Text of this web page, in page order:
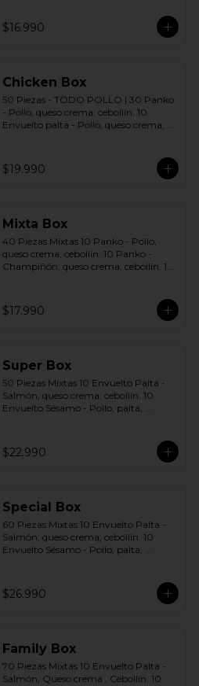
queso crema, cebollín. Incluye: 4 Salsas
a elección soya o agridulce Bless + 2
$16.990
Chicken Box
50 Piezas - TODO POLLO | 30 Panko
- Pollo, queso crema, cebollín. 10
Envuelto palta - Pollo, queso crema,
a elección soya o agridulce Bless + 3
palitos
$19.990
Mixta Box
40 Piezas Mixtas 10 Panko - Pollo,
queso crema, cebollín. 10 Panko -
Champiñón, queso crema, cebollín. 10
palta, cebollín. Incluye: 2 Salsa soya 2
Salsa agridulce Bless 3 palitos
$17.990
Super Box
50 Piezas Mixtas 10 Envuelto Palta -
Salmón, queso crema, cebollín. 10
Envuelto Sésamo - Pollo, palta,
Pollo, queso crema, cebollín. 10 Panko
- Camarón, queso crema, cebollín
$22.990
Special Box
60 Piezas Mixtas 10 Envuelto Palta -
Salmón, queso crema, cebollín. 10
Envuelto Sésamo - Pollo, palta,
Pollo, queso crema, cebollín. 10 Panko
- Champiñón, queso crema, cebollín.
$26.990
Family Box
70 Piezas Mixtas 10 Envuelto Palta -
Salmón, Queso crema , Cebollín. 10